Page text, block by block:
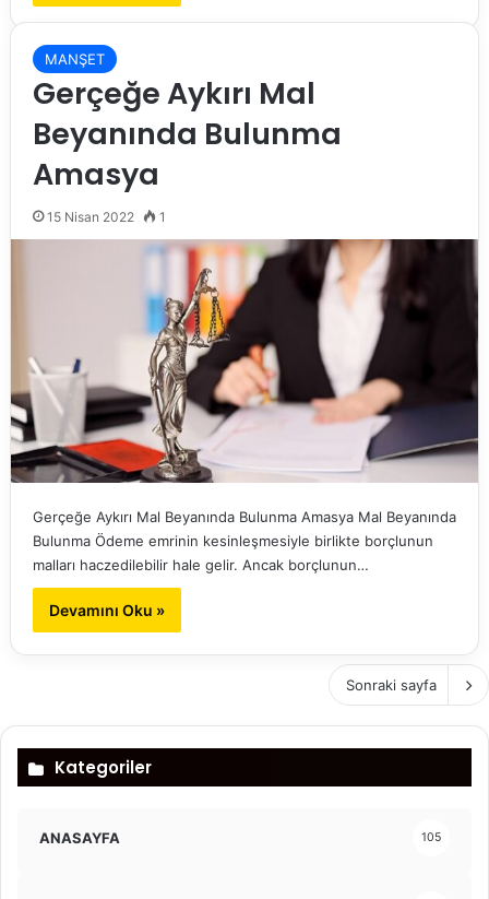
MANŞET
Gerçeğe Aykırı Mal
Beyanında Bulunma
Amasya
15 Nisan 2022 1
Gerçeğe Aykırı Mal Beyanında Bulunma Amasya Mal Beyanında
Bulunma Ödeme emrinin kesinleşmesiyle birlikte borçlunun
malları haczedilebilir hale gelir. Ancak borçlunun…
Devamını Oku »
Sonraki sayfa
Kategoriler
ANASAYFA 105